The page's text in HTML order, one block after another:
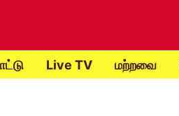
Live TV மற்றவை